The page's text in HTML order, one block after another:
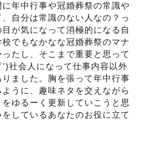
年中行事や冠婚葬祭の常識や
自分は常識のない人なの？っ
が気になって消極的になる自
でもなかなな冠婚葬祭のマナ
たし、そこまで重要と思って
社会人になって仕事内容以外
ました。胸を張って年中行事
うに、趣味ネタを交えながら
ゆるーく更新していこうと思
しているあなたのお役に立て